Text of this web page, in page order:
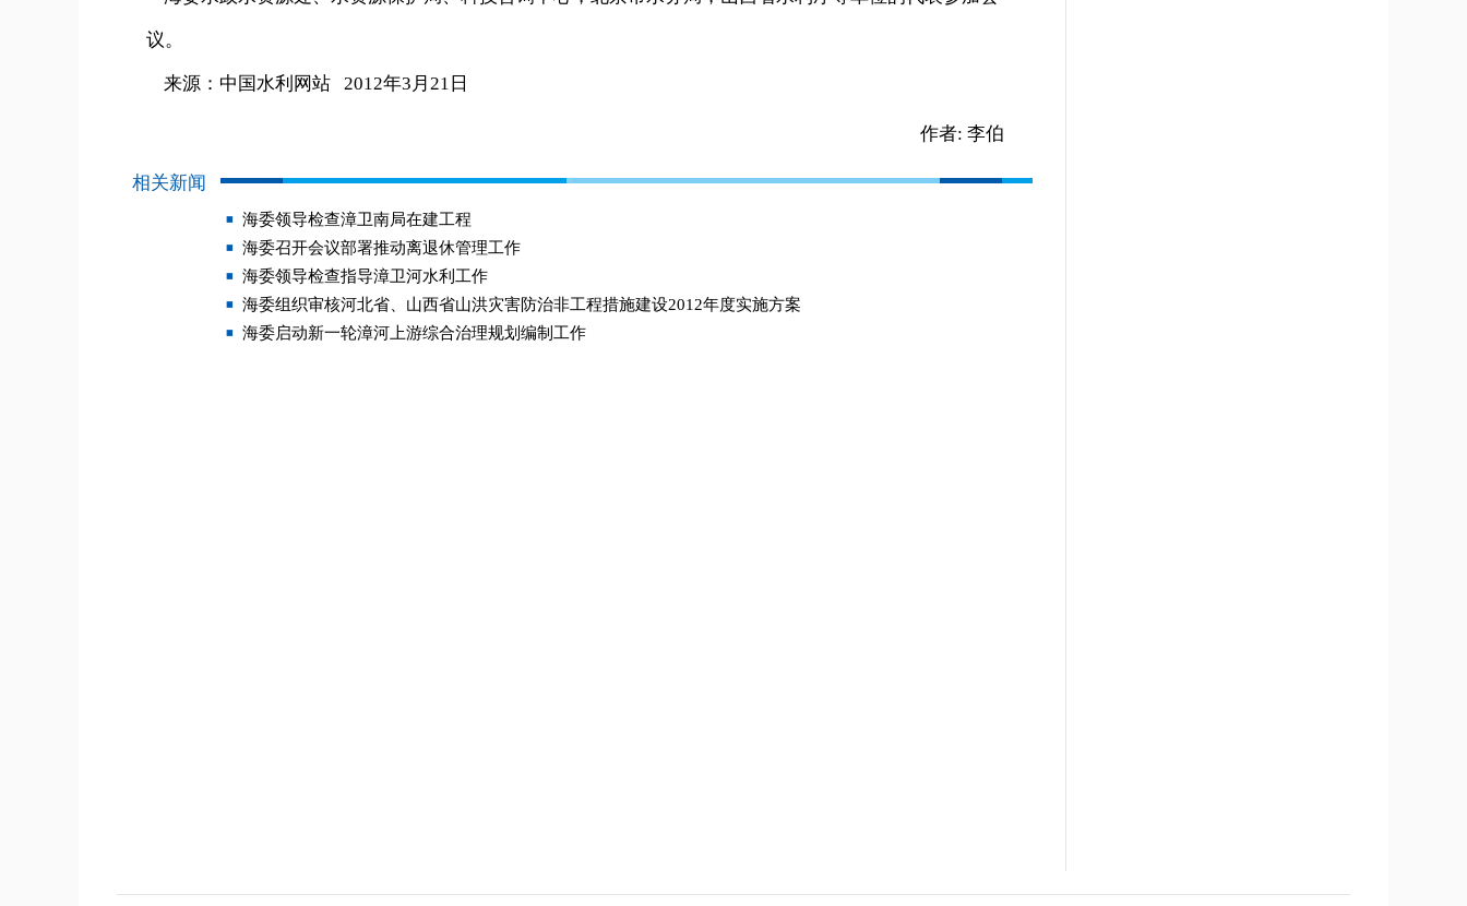
议。
来源：中国水利网站 2012年3月21日
作者: 李伯
相关新闻
海委领导检查漳卫南局在建工程
海委召开会议部署推动离退休管理工作
海委领导检查指导漳卫河水利工作
海委组织审核河北省、山西省山洪灾害防治非工程措施建设2012年度实施方案
海委启动新一轮漳河上游综合治理规划编制工作